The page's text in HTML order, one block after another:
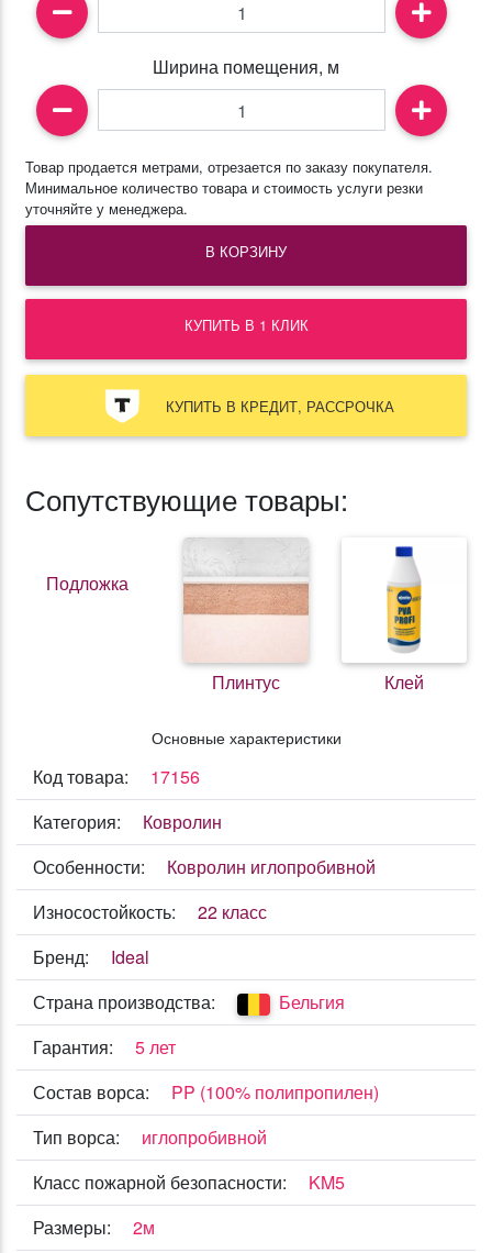
Ширина помещения, м
Товар продается метрами, отрезается по заказу покупателя.
Минимальное количество товара и стоимость услуги резки
уточняйте у менеджера.
В КОРЗИНУ
КУПИТЬ В 1 КЛИК
КУПИТЬ В КРЕДИТ, РАССРОЧКА
Сопутствующие товары:
Подложка
Плинтус Клей
Основные характеристики
Код товара:
17156
Категория:
Ковролин
Особенности:
Ковролин иглопробивной
Износостойкость:
22 класс
Бренд:
Ideal
Страна производства:
Бельгия
Гарантия:
5 лет
Состав ворса:
PP (100% полипропилен)
Тип ворса:
иглопробивной
Класс пожарной безопасности:
KM5
Размеры:
2м